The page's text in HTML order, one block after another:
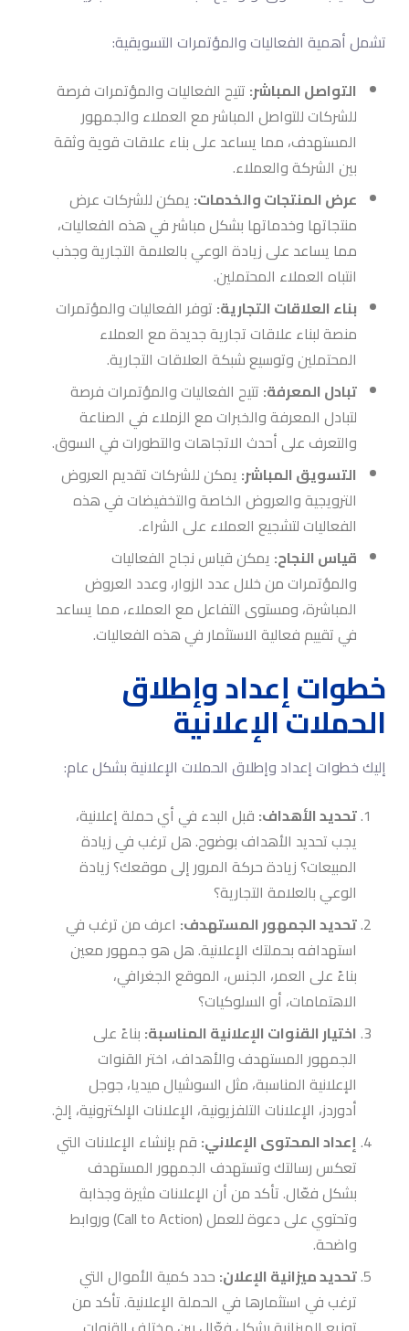
تشمل أهمية الفعاليات والمؤتمرات التسويقية:
التواصل المباشر: تتيح الفعاليات والمؤتمرات فرصة
للشركات للتواصل المباشر مع العملاء والجمهور
المستهدف، مما يساعد على بناء علاقات قوية وثقة
بين الشركة والعملاء.
عرض المنتجات والخدمات: يمكن للشركات عرض
منتجاتها وخدماتها بشكل مباشر في هذه الفعاليات،
مما يساعد على زيادة الوعي بالعلامة التجارية وجذب
انتباه العملاء المحتملين.
بناء العلاقات التجارية: توفر الفعاليات والمؤتمرات
منصة لبناء علاقات تجارية جديدة مع العملاء
المحتملين وتوسيع شبكة العلاقات التجارية.
تبادل المعرفة: تتيح الفعاليات والمؤتمرات فرصة
لتبادل المعرفة والخبرات مع الزملاء في الصناعة
والتعرف على أحدث الاتجاهات والتطورات في السوق.
التسويق المباشر: يمكن للشركات تقديم العروض
الترويجية والعروض الخاصة والتخفيضات في هذه
الفعاليات لتشجيع العملاء على الشراء.
قياس النجاح: يمكن قياس نجاح الفعاليات
والمؤتمرات من خلال عدد الزوار، وعدد العروض
المباشرة، ومستوى التفاعل مع العملاء، مما يساعد
في تقييم فعالية الاستثمار في هذه الفعاليات.
خطوات إعداد وإطلاق
الحملات الإعلانية
إليك خطوات إعداد وإطلاق الحملات الإعلانية بشكل عام:
تحديد الأهداف: قبل البدء في أي حملة إعلانية،
يجب تحديد الأهداف بوضوح. هل ترغب في زيادة
المبيعات؟ زيادة حركة المرور إلى موقعك؟ زيادة
الوعي بالعلامة التجارية؟
تحديد الجمهور المستهدف: اعرف من ترغب في
استهدافه بحملتك الإعلانية. هل هو جمهور معين
بناءً على العمر، الجنس، الموقع الجغرافي،
الاهتمامات، أو السلوكيات؟
اختيار القنوات الإعلانية المناسبة: بناءً على
الجمهور المستهدف والأهداف، اختر القنوات
الإعلانية المناسبة، مثل السوشيال ميديا، جوجل
أدوردز، الإعلانات التلفزيونية، الإعلانات الإلكترونية، إلخ.
إعداد المحتوى الإعلاني: قم بإنشاء الإعلانات التي
تعكس رسالتك وتستهدف الجمهور المستهدف
بشكل فعّال. تأكد من أن الإعلانات مثيرة وجذابة
وتحتوي على دعوة للعمل (Call to Action) وروابط
واضحة.
تحديد ميزانية الإعلان: حدد كمية الأموال التي
ترغب في استثمارها في الحملة الإعلانية. تأكد من